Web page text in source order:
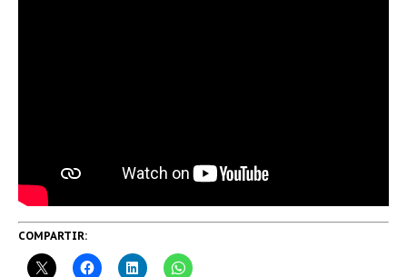
COMPARTIR: